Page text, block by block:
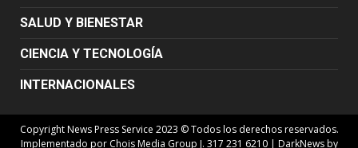
SALUD Y BIENESTAR
CIENCIA Y TECNOLOGÍA
INTERNACIONALES
Copyright News Press Service 2023 © Todos los derechos reservados.
Implementado por Chois Media Group J. 317 231 6210 | DarkNewsby